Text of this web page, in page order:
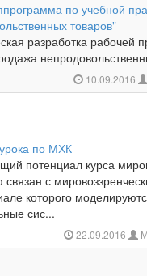
по учебной
товаров"
разработка рабочей
10.09.2016
по МХК
потенциал курса
с
которого
сис...
22.09.2016